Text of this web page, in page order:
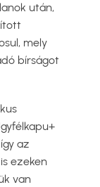
után,
mely
bírságot
az
ezeken
van